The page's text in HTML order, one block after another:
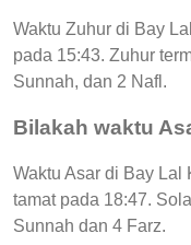
Waktu Zuhur di Bay
pada 15:43. Zuhur
Sunnah, dan 2 Nafl.
Bilakah waktu
Waktu Asar di Bay Lal
tamat pada 18:47.
Sunnah dan 4 Farz.